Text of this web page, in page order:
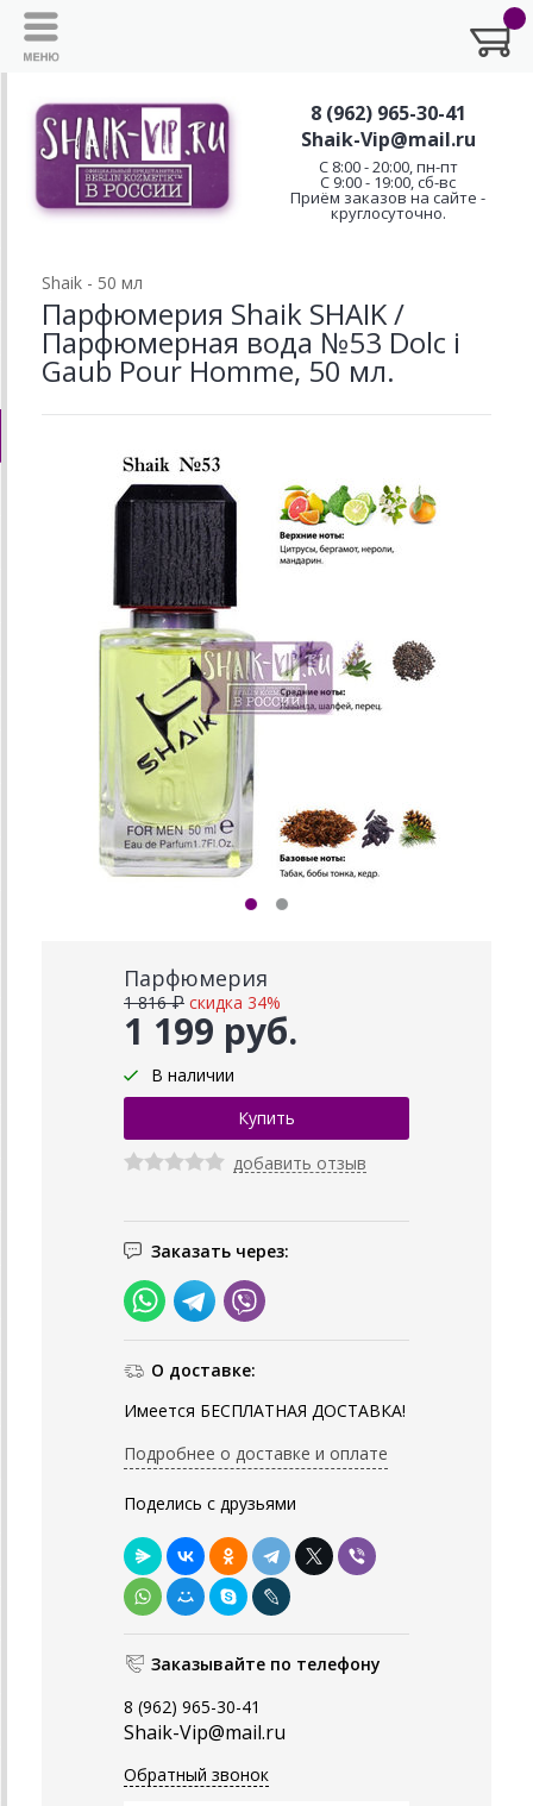
8 (962) 965-30-41
Shaik-Vip@mail.ru
C 8:00 - 20:00, пн-пт
С 9:00 - 19:00, сб-вс
Приём заказов на сайте -
круглосуточно.
Shaik - 50 мл
Парфюмерия Shaik SHAIK /
Парфюмерная вода №53 Dolc i
Gaub Pour Homme, 50 мл.
Парфюмерия
1 199 руб.
1 816 ₽ скидка 34%
В наличии
добавить отзыв
Заказать через:
О доставке:
Имеется БЕСПЛАТНАЯ ДОСТАВКА!
Подробнее о доставке и оплате
Поделись с друзьями
Заказывайте по телефону
8 (962) 965-30-41
Shaik-Vip@mail.ru
Обратный звонок